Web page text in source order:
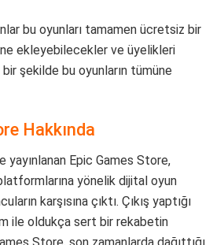
bu oyunları tamamen ücretsiz bir
ekleyebilecekler ve üyelikleri
şekilde bu oyunların tümüne
Hakkında
yayınlanan Epic Games Store,
yönelik dijital oyun
karşısına çıktı. Çıkış yaptığı
ile oldukça sert bir rekabetin